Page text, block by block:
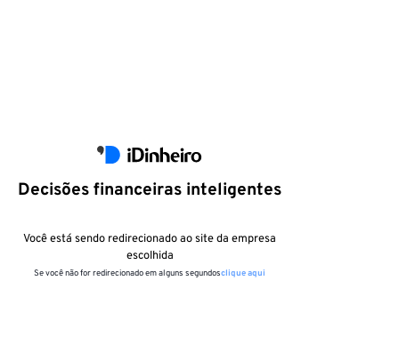
Decisões financeiras inteligentes
Você está sendo redirecionado ao site da empresa
escolhida
Se você não for redirecionado em alguns segundosclique aqui